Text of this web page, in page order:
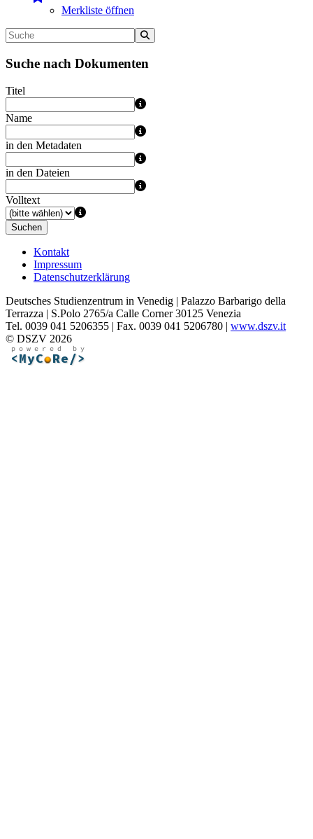
Merkliste öffnen
Suche nach Dokumenten
Titel
Name
in den Metadaten
in den Dateien
Volltext
Suchen
Kontakt
Impressum
Datenschutzerklärung
Deutsches Studienzentrum in Venedig | Palazzo Barbarigo della
Terrazza | S.Polo 2765/a Calle Corner 30125 Venezia
Tel. 0039 041 5206355 | Fax. 0039 041 5206780 | www.dszv.it
© DSZV 2026